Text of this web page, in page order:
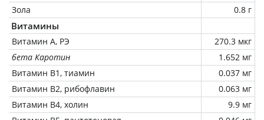
Зола
0.8 г
Витамины
Витамин А, РЭ
270.3 мкг
бета Каротин
1.652 мг
Витамин В1, тиамин
0.037 мг
Витамин В2, рибофлавин
0.063 мг
Витамин В4, холин
9.9 мг